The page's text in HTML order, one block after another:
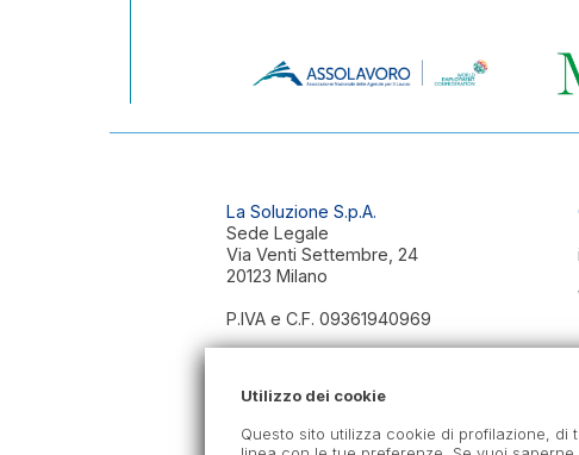
La Soluzione S.p.A.
Sede Legale
Via Venti Settembre, 24
20123 Milano
P.IVA e C.F. 09361940969
Definitiva n. 0000518
del 18/11/2025
Utilizzo dei cookie
Questo sito utilizza cookie di profilazione,